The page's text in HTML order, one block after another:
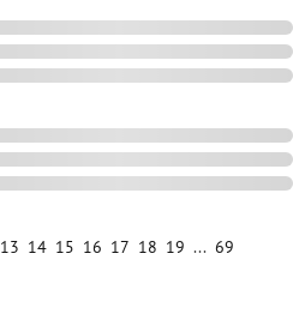
13 14 15 16 17 18 19 ... 69